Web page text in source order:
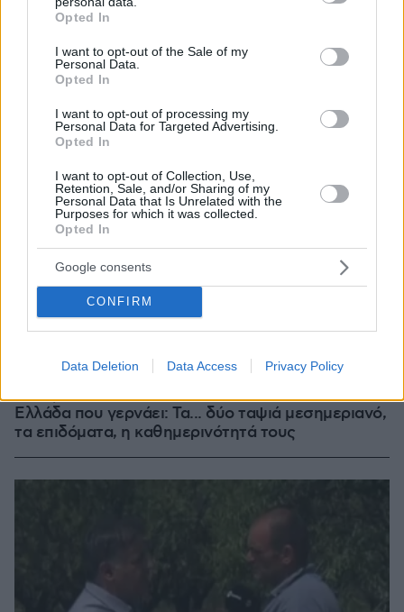
grant or deny consent to Google and its third-party tags to
use your data for below specified purposes in below Google
consent section.
Opted In
I want to opt-out of the Sale of my
Personal Data.
Opted In
I want to opt-out of processing my
Personal Data for Targeted Advertising.
Opted In
I want to opt-out of Collection, Use,
Retention, Sale, and/or Sharing of my
Personal Data that Is Unrelated with the
Purposes for which it was collected.
Opted In
Google consents
CONFIRM
Data Deletion Data Access Privacy Policy
Είδος υπό εξαφάνιση οι υπερπολύτεκνοι στην
Ελλάδα που γερνάει: Τα... δύο ταψιά μεσημεριανό,
τα επιδόματα, η καθημερινότητά τους
07.08.2026, 15:59